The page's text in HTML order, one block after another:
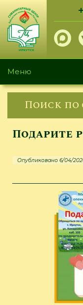
Перейти
основному
содержанию
Меню
Поиск по
Подарите
Опубликовано 6/04/